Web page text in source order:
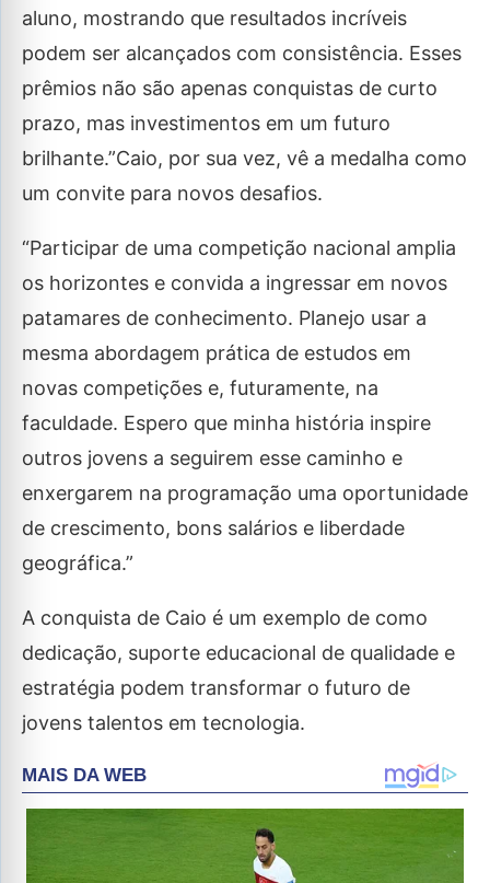
aluno, mostrando que resultados incríveis
podem ser alcançados com consistência. Esses
prêmios não são apenas conquistas de curto
prazo, mas investimentos em um futuro
brilhante.”Caio, por sua vez, vê a medalha como
um convite para novos desafios.
“Participar de uma competição nacional amplia
os horizontes e convida a ingressar em novos
patamares de conhecimento. Planejo usar a
mesma abordagem prática de estudos em
novas competições e, futuramente, na
faculdade. Espero que minha história inspire
outros jovens a seguirem esse caminho e
enxergarem na programação uma oportunidade
de crescimento, bons salários e liberdade
geográfica.”
A conquista de Caio é um exemplo de como
dedicação, suporte educacional de qualidade e
estratégia podem transformar o futuro de
jovens talentos em tecnologia.